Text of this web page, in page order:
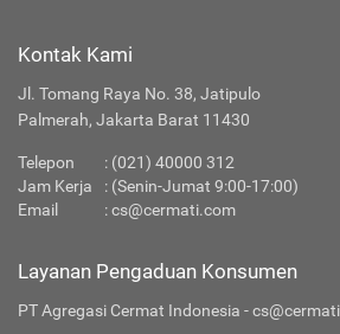
Kontak Kami
Jl. Tomang Raya No. 38, Jatipulo
Palmerah, Jakarta Barat 11430
Telepon : (021) 40000 312
Jam Kerja
: (Senin-Jumat 9:00-17:00)
Email
:cs@cermati.com
Layanan Pengaduan Konsumen
PT Agregasi Cermat Indonesia -